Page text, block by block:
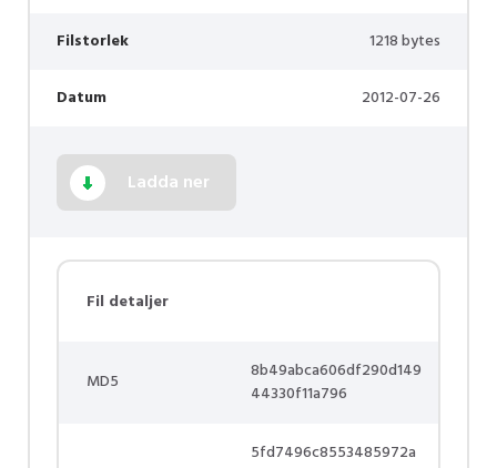
Filstorlek 1218 bytes
Datum 2012-07-26
Ladda ner
Fil detaljer
MD5
8b49abca606df290d149
44330f11a796
5fd7496c8553485972a